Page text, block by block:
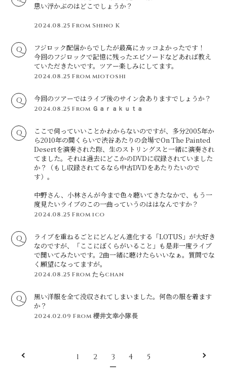
思い浮かぶのはどこでしょうか？
2024.08.25 From Shino K
フジロック配信からでしたが最高にカッコよかったです！
今回のフジロックで記憶に残ったエピソードなどあれば教え
ていただきたいです。ツアー楽しみにしてます。
2024.08.25 From miotoshi
今回のツアーではライブ後のサイン会ありますでしょうか？
2024.08.25 From Ｇａｒａｋｕｔａ
ここで伺っていいことかわからないのですが、多分2005年か
ら2010年の間くらいで渋谷あたりの会場でOn The Painted
Desertを演奏された際、生のストリングスと一緒に演奏され
てました。それは過去にどこかのDVDに収録されていました
か？（もし収録されてるなら中古DVDをあたりたいので
す）。
中野さん、小林さんが今まで色々聴いてきたなかで、もう一
度見たいライブのこの一曲っていうのははなんですか？
2024.08.25 From ico
ライブを重ねるごとにどんどん進化する「LOTUS」が大好き
なのですが、「ここにぼくらがいること」も是非一度ライブ
で聞いてみたいです。2曲一緒に聴けたらいいなぁ。質問でな
く願望になってますが。
2024.08.25 From たらchan
黒い洋服を全て没収されてしまいました。何色の服を着ます
か？
2024.02.09 From 櫻井文幸小隊長
1 2 3 4 5